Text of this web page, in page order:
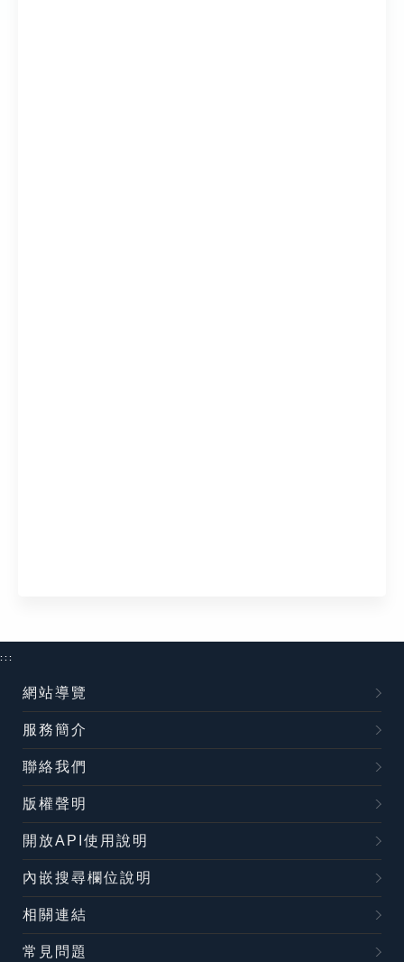
:::
網站導覽
服務簡介
聯絡我們
版權聲明
開放API使用說明
內嵌搜尋欄位說明
相關連結
常見問題